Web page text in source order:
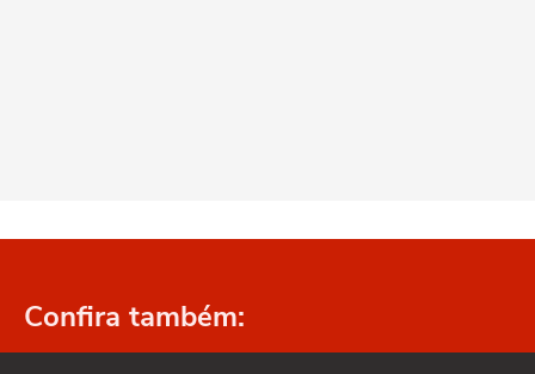
Confira também: